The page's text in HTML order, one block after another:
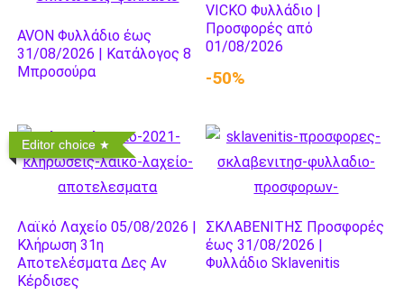
AVON Φυλλάδιο έως
31/08/2026 | Κατάλογος 8
Μπροσούρα
VICKO Φυλλάδιο |
Προσφορές από
01/08/2026
-50%
Editor choice
Λαϊκό Λαχείο 05/08/2026 |
Κλήρωση 31η
Αποτελέσματα Δες Αν
Κέρδισες
ΣΚΛΑΒΕΝΙΤΗΣ Προσφορές
έως 31/08/2026 |
Φυλλάδιο Sklavenitis